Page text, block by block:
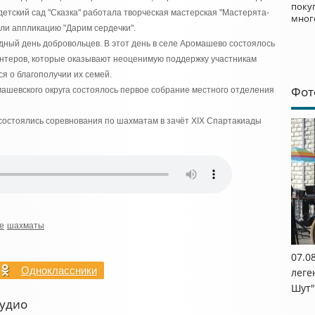
сад "Сказка" работала творческая мастерская "Мастерята-
аппликацию "Дарим сердечки".
день добровольцев. В этот день в селе Аромашево состоялось
которые оказывают неоценимую поддержку участникам
о благополучии их семей.
округа состоялось первое собрание местного отделения
соревнования по шахматам в зачёт XIX Спартакиады
шахматы
Одноклассники
Шут"